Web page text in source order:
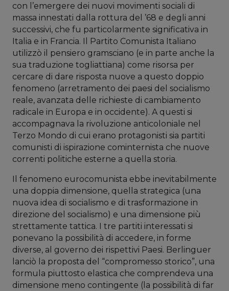
con l’emergere dei nuovi movimenti sociali di
massa innestati dalla rottura del ’68 e degli anni
successivi, che fu particolarmente significativa in
Italia e in Francia. Il Partito Comunista Italiano
utilizzò il pensiero gramsciano (e in parte anche la
sua traduzione togliattiana) come risorsa per
cercare di dare risposta nuove a questo doppio
fenomeno (arretramento dei paesi del socialismo
reale, avanzata delle richieste di cambiamento
radicale in Europa e in occidente). A questi si
accompagnava la rivoluzione anticoloniale nel
Terzo Mondo di cui erano protagonisti sia partiti
comunisti di ispirazione cominternista che nuove
correnti politiche esterne a quella storia.
Il fenomeno eurocomunista ebbe inevitabilmente
una doppia dimensione, quella strategica (una
nuova idea di socialismo e di trasformazione in
direzione del socialismo) e una dimensione più
strettamente tattica. I tre partiti interessati si
ponevano la possibilità di accedere, in forme
diverse, al governo dei rispettivi Paesi. Berlinguer
lanciò la proposta del “compromesso storico”, una
formula piuttosto elastica che comprendeva una
dimensione meno contingente (la possibilità di far